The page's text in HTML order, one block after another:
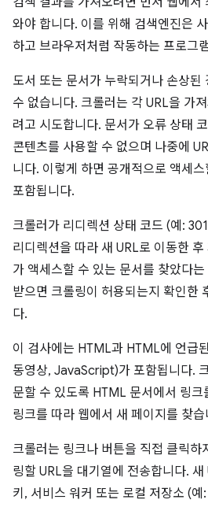
와야 합니다. 이를 위해 검색엔진은
하고 브라우저처럼 작동하는 프로그
도서 또는 문서가 누락되거나 손상된
수 없습니다. 크롤러는 각 URL을 가
려고 시도합니다. 문서가 오류 상태
콘텐츠를 사용할 수 없으며 나중에
니다. 이렇게 하면 공개적으로 액세
포함됩니다.
크롤러가 리디렉션 상태 코드 (예:
리디렉션을 따라 새 URL로 이동한
가 액세스할 수 있는 문서를 찾았다
받으면 크롤링이 허용되는지 확인한
다.
이 검사에는 HTML과 HTML에 언급
동영상, JavaScript)가 포함됩니다.
문할 수 있도록 HTML 문서에서 링
링크를 따라 웹에서 새 페이지를 찾습
크롤러는 링크나 버튼을 직접 클릭하
링할 URL을 대기열에 전송합니다.
키, 서비스 워커 또는 로컬 저장소 (